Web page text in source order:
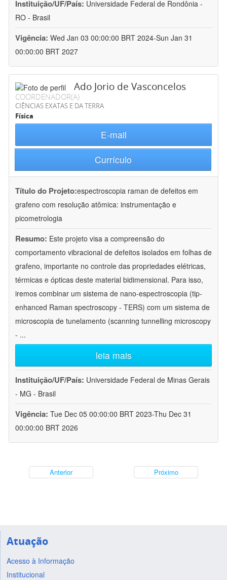
Instituição/UF/País: Universidade Federal de Rondônia -
RO - Brasil
Vigência: Wed Jan 03 00:00:00 BRT 2024-Sun Jan 31
00:00:00 BRT 2027
Ado Jorio de Vasconcelos
COORDENADOR(A)
CIÊNCIAS EXATAS E DA TERRA
Física
E-mail
Currículo
Título do Projeto:espectroscopia raman de defeitos em
grafeno com resolução atômica: instrumentação e
picometrologia
Resumo: Este projeto visa a compreensão do
comportamento vibracional de defeitos isolados em folhas de
grafeno, importante no controle das propriedades elétricas,
térmicas e ópticas deste material bidimensional. Para isso,
iremos combinar um sistema de nano-espectroscopia (tip-
enhanced Raman spectroscopy - TERS) com um sistema de
microscopia de tunelamento (scanning tunnelling microscopy
- ...
leia mais
Instituição/UF/País: Universidade Federal de Minas Gerais
- MG - Brasil
Vigência: Tue Dec 05 00:00:00 BRT 2023-Thu Dec 31
00:00:00 BRT 2026
Anterior Próximo
Atuação
Acesso à Informação
Institucional